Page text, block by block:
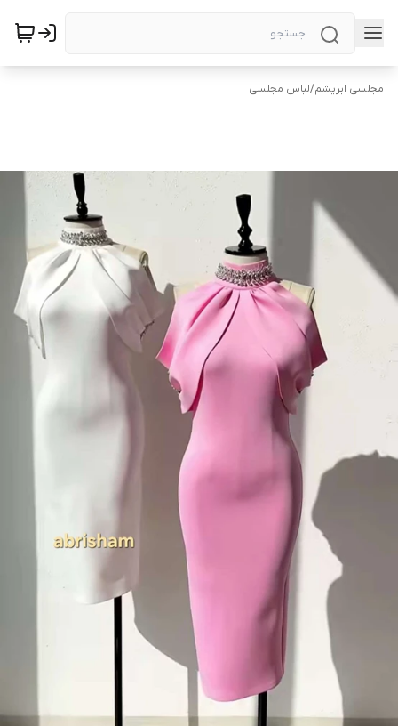
مجلسی ابریشم/لباس مجلسی